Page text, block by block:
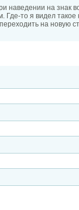
наведении на знак
Где-то я видел такое
на новую